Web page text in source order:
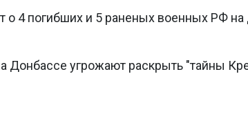
о 4 погибших и 5 раненых военных РФ
Донбассе угрожают раскрыть "тайны